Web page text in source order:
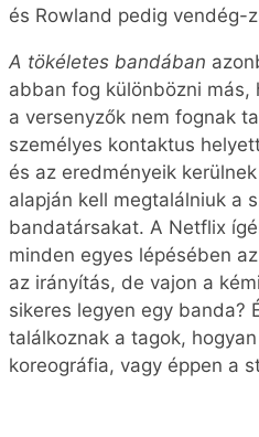
és Rowland pedig vendég-
A tökéletes bandában
abban fog különbözni más,
a versenyzők nem fognak
személyes kontaktus
és az eredményeik
alapján kell megtalálniuk a
bandatársakat. A Netflix
minden egyes lépésében
az irányítás, de vajon a
sikeres legyen egy banda?
találkoznak a tagok,
koreográfia, vagy éppen a